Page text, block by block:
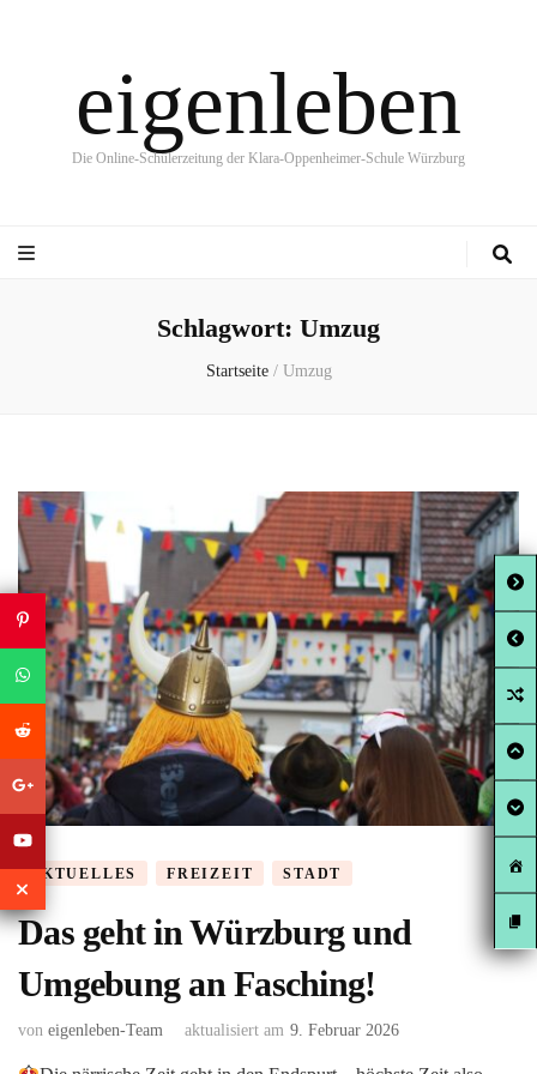
eigenleben
Die Online-Schülerzeitung der Klara-Oppenheimer-Schule Würzburg
Schlagwort: Umzug
Startseite / Umzug
AKTUELLES FREIZEIT STADT
Das geht in Würzburg und
Umgebung an Fasching!
von eigenleben-Team aktualisiert am 9. Februar 2026